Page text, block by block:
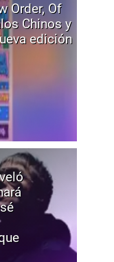
Order, Of
Chinos y
edición